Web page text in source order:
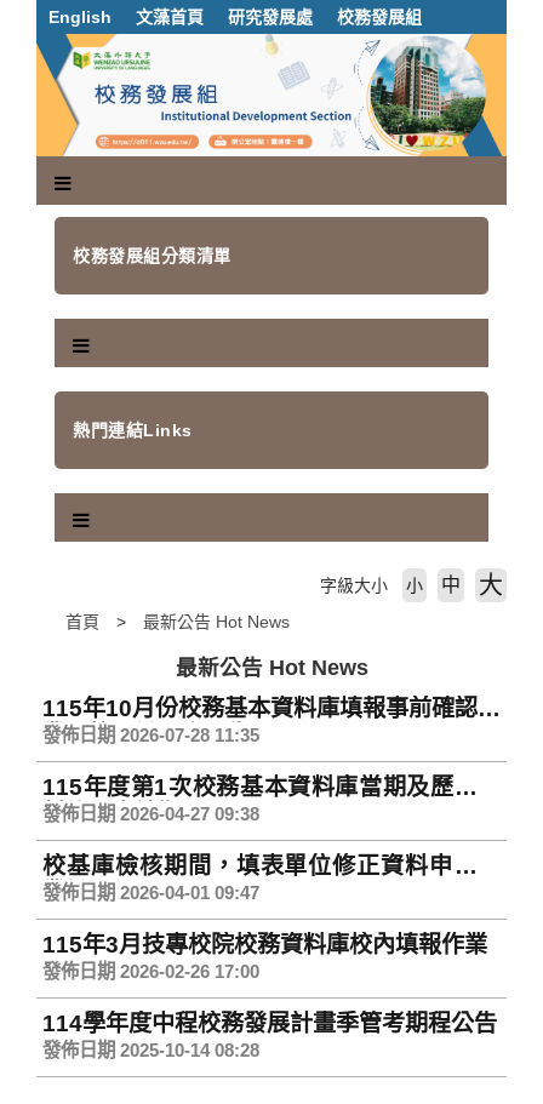
English 文藻首頁 研究發展處 校務發展組
校務發展組分類清單
熱門連結Links
首頁 最新公告 Hot News
字級大小 小 中 大
最新公告 Hot News
115年10月份校務基本資料庫填報事前確認作
業及校內說明會預告
發佈日期 2026-07-28 11:35
115年度第1次校務基本資料庫當期及歷史資
料修正申請期程
發佈日期 2026-04-27 09:38
校基庫檢核期間，填表單位修正資料申請作
業說明
發佈日期 2026-04-01 09:47
115年3月技專校院校務資料庫校內填報作業
發佈日期 2026-02-26 17:00
114學年度中程校務發展計畫季管考期程公告
發佈日期 2025-10-14 08:28